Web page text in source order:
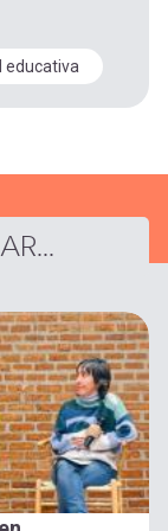
educativa